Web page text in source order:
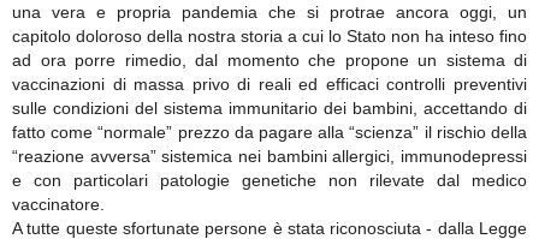
una vera e propria pandemia che si protrae ancora oggi, un
capitolo doloroso della nostra storia a cui lo Stato non ha inteso fino
ad ora porre rimedio, dal momento che propone un sistema di
vaccinazioni di massa privo di reali ed efficaci controlli preventivi
sulle condizioni del sistema immunitario dei bambini, accettando di
fatto come “normale” prezzo da pagare alla “scienza” il rischio della
“reazione avversa” sistemica nei bambini allergici, immunodepressi
e con particolari patologie genetiche non rilevate dal medico
vaccinatore.
A tutte queste sfortunate persone è stata riconosciuta - dalla Legge